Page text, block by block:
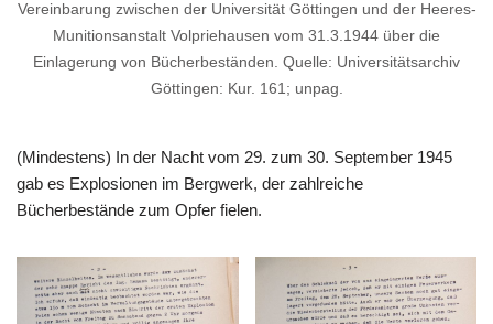
Vereinbarung zwischen der Universität Göttingen und der Heeres-
Munitionsanstalt Volpriehausen vom 31.3.1944 über die
Einlagerung von Bücherbeständen. Quelle: Universitätsarchiv
Göttingen: Kur. 161; unpag.
(Mindestens) In der Nacht vom 29. zum 30. September 1945
gab es Explosionen im Bergwerk, der zahlreiche
Bücherbestände zum Opfer fielen.